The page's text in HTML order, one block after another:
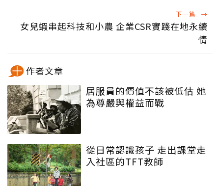
下一篇 →
女兒蝦串起科技和小農 企業CSR實踐在地永續
情
作者文章
居服員的價值不該被低估 她
為尊嚴與權益而戰
從日常認識孩子 走出課堂走
入社區的TFT教師